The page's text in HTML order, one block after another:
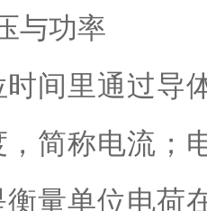
与功率
间里通过导
简称电流；
量单位电荷